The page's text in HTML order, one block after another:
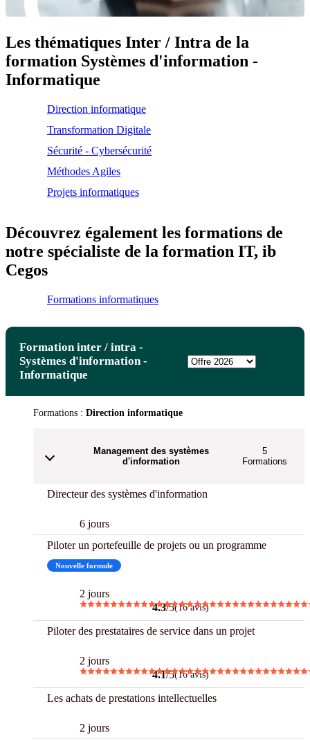
Les thématiques Inter / Intra de la
formation Systèmes d'information -
Informatique
Direction informatique
Transformation Digitale
Sécurité - Cybersécurité
Méthodes Agiles
Projets informatiques
Découvrez également les formations de
notre spécialiste de la formation IT, ib
Cegos
Formations informatiques
Formation inter / intra -
Systèmes d'information -
Informatique
Formations : Direction informatique
Management des systèmes
d'information
5
Formations
Directeur des systèmes d'information
6 jours
Piloter un portefeuille de projets ou un programme
Nouvelle formule
2 jours
4.3/5(16 avis)
Piloter des prestataires de service dans un projet
2 jours
4.1/5(16 avis)
Les achats de prestations intellectuelles
2 jours